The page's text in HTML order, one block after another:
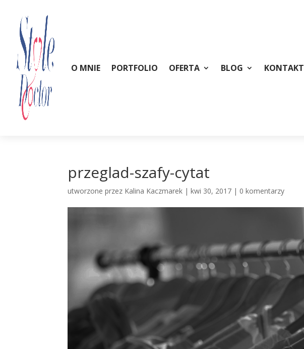
O MNIE PORTFOLIO OFERTA BLOG KONTAKT
przeglad-szafy-cytat
utworzone przez Kalina Kaczmarek |kwi 30, 2017 | 0 komentarzy